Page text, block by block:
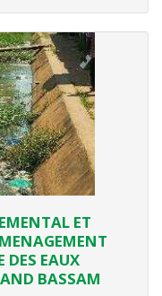
ET
DES EAUX
BASSAM